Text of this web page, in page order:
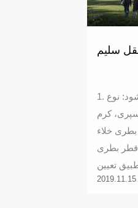
سلیم
1. توزیع کننده به دو نوع تقسیم می شود: نوع
کرم
خلاء
با قطر بطری
2019.11.15